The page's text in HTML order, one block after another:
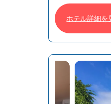
ホテル詳細を